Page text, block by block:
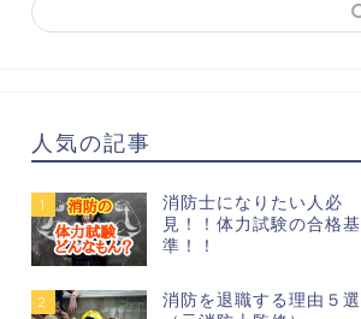
人気の記事
1
消防士になりたい人必
見！！体力試験の合格基
準！！
2
消防を退職する理由５選